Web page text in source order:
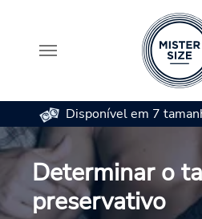
Skip to main content
Disponível em 7
Determinar o
preservativo